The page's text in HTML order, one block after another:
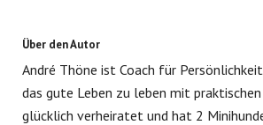
Über den Autor
André Thöne ist Coach für
das gute Leben zu leben mit
glücklich verheiratet und hat 2